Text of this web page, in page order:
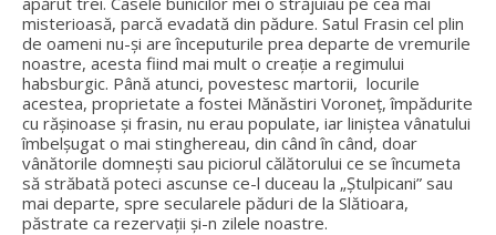
misterioasă, parcă evadată din pădure. Satul Frasin cel plin
de oameni nu-şi are începuturile prea departe de vremurile
noastre, acesta fiind mai mult o creaţie a regimului
habsburgic. Până atunci, povestesc martorii, locurile
acestea, proprietate a fostei Mănăstiri Voroneţ, împădurite
cu răşinoase şi frasin, nu erau populate, iar liniştea vânatului
îmbelşugat o mai stinghereau, din când în când, doar
vânătorile domneşti sau piciorul călătorului ce se încumeta
să străbată poteci ascunse ce-l duceau la „Ştulpicani” sau
mai departe, spre secularele păduri de la Slătioara,
păstrate ca rezervaţii şi-n zilele noastre.